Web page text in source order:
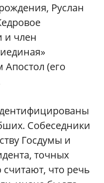
Руслан
и член
(его
Собеседники
Госдумы и
точных
что речь